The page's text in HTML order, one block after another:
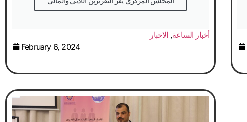
أخبار الساعة, الاخبار
February 6, 2024